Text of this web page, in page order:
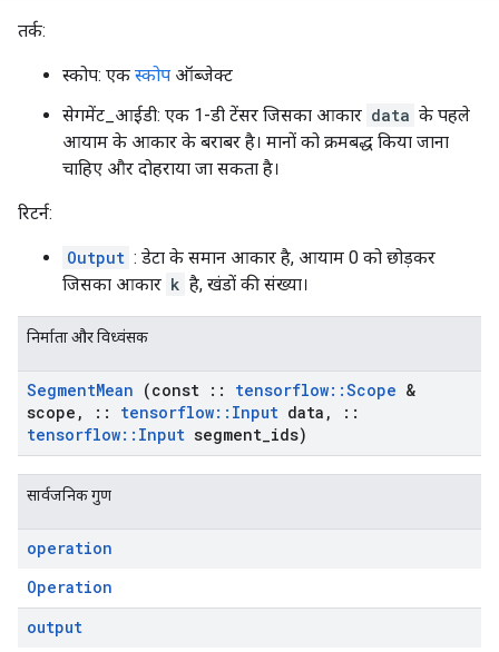
तर्क:
स्कोप: एक स्कोप ऑब्जेक्ट
सेगमेंट_आईडी: एक 1-डी टेंसर जिसका आकार data के पहले
आयाम के आकार के बराबर है। मानों को क्रमबद्ध किया जाना
चाहिए और दोहराया जा सकता है।
रिटर्न:
Output : डेटा के समान आकार है, आयाम 0 को छोड़कर
जिसका आकार k है, खंडों की संख्या।
निर्माता और विध्वंसक
SegmentMean (const :: tensorflow::Scope &
scope , :: tensorflow:: Input data ,
::
tensorflow:: Input segment ids)
सार्वजनिक गुण
operation
Operation
output